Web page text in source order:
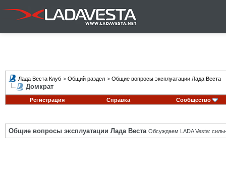
Лада Веста Клуб > Общий раздел > Общие вопросы эксплуатации Лада Веста
Домкрат
Регистрация Справка Сообщество
Общие вопросы эксплуатации Лада Веста Обсуждаем LADA Vesta: